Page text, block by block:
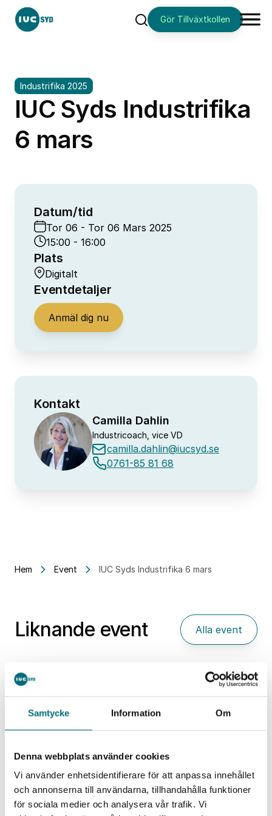
Samtycke Information Om
Denna webbplats använder cookies
Vi använder enhetsidentifierare för att anpassa innehållet
och annonserna till användarna, tillhandahålla funktioner
för sociala medier och analysera vår trafik. Vi
SökGör Tillväxtkollen
Industrifika 2025
IUC Syds Industrifika
6 mars
Datum/tid
Tor 06 - Tor 06 Mars 2025
15:00 - 16:00
Plats
Digitalt
Eventdetaljer
Anmäl dig nu
Kontakt
Camilla Dahlin
Industricoach, vice VD
camilla.dahlin@iucsyd.se
0761-85 81 68
Hem Event IUC Syds Industrifika 6 mars
Liknande event Alla event